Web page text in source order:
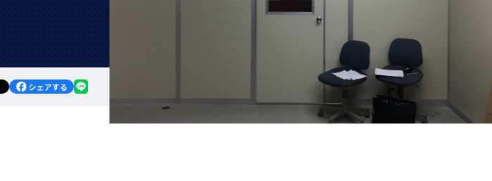
シェアする